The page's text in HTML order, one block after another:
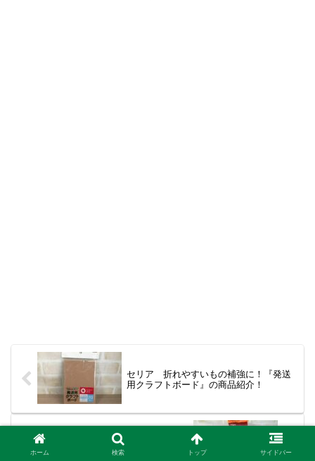
セリア 折れやすいもの補強に！『発送
用クラフトボード』の商品紹介！
キャンドゥ『チキンラーメンひよこちゃ
んグッズ』の商品紹介！種類は？
ホーム 検索 トップ サイドバー